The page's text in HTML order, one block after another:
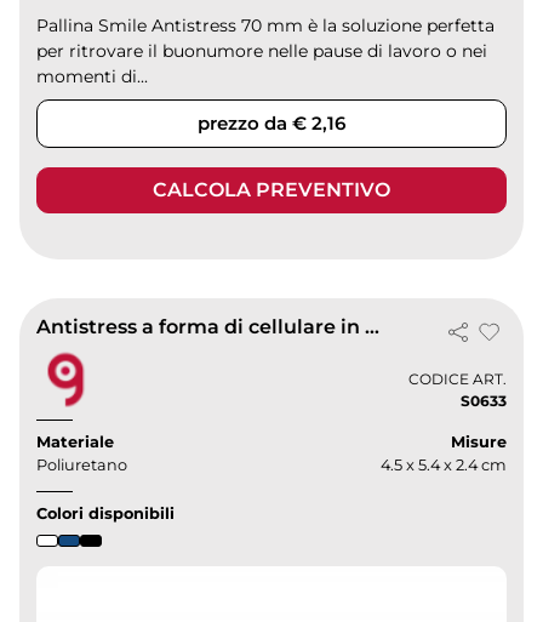
Pallina Smile Antistress 70 mm è la soluzione perfetta
per ritrovare il buonumore nelle pause di lavoro o nei
momenti di...
prezzo da € 2,16
CALCOLA PREVENTIVO
Antistress a forma di cellulare in poliuretano 34g
CODICE ART.
S0633
Materiale
Poliuretano
Misure
4.5 x 5.4 x 2.4 cm
Colori disponibili